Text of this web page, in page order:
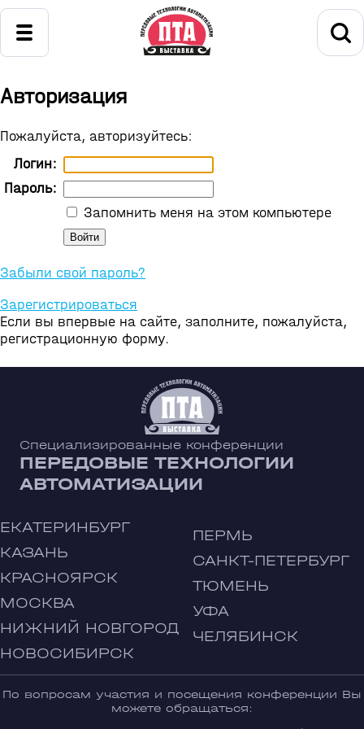
Авторизация
Пожалуйста, авторизуйтесь:
Логин:
Пароль:
Запомнить меня на этом компьютере
Забыли свой пароль?
Зарегистрироваться
Если вы впервые на сайте, заполните, пожалуйста,
регистрационную форму.
Специализированные конференции
ПЕРЕДОВЫЕ ТЕХНОЛОГИИ
АВТОМАТИЗАЦИИ
ЕКАТЕРИНБУРГ
КАЗАНЬ
КРАСНОЯРСК
МОСКВА
НИЖНИЙ НОВГОРОД
НОВОСИБИРСК
ПЕРМЬ
САНКТ-ПЕТЕРБУРГ
ТЮМЕНЬ
УФА
ЧЕЛЯБИНСК
По вопросам участия и посещения конференции Вы
можете обращаться: